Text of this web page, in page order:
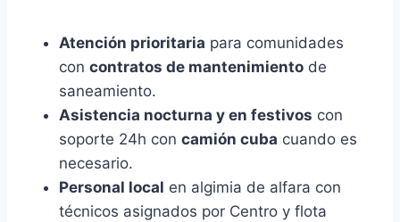
Atención prioritaria para comunidades
con contratos de mantenimiento de
saneamiento.
Asistencia nocturna y en festivos con
soporte 24h con camión cuba cuando es
necesario.
Personal local en algimia de alfara con
técnicos asignados por Centro y flota